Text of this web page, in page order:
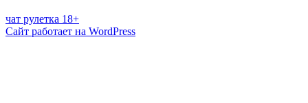
чат рулетка 18+
Сайт работает на WordPress